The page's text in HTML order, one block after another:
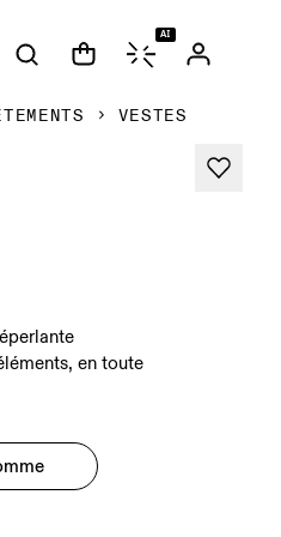
AI
VESTES
en toute